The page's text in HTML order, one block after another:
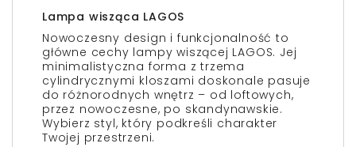
Lampa wisząca LAGOS
Nowoczesny design i funkcjonalność to
główne cechy lampy wiszącej LAGOS. Jej
minimalistyczna forma z trzema
cylindrycznymi kloszami doskonale pasuje
do różnorodnych wnętrz – od loftowych,
przez nowoczesne, po skandynawskie.
Wybierz styl, który podkreśli charakter
Twojej przestrzeni.